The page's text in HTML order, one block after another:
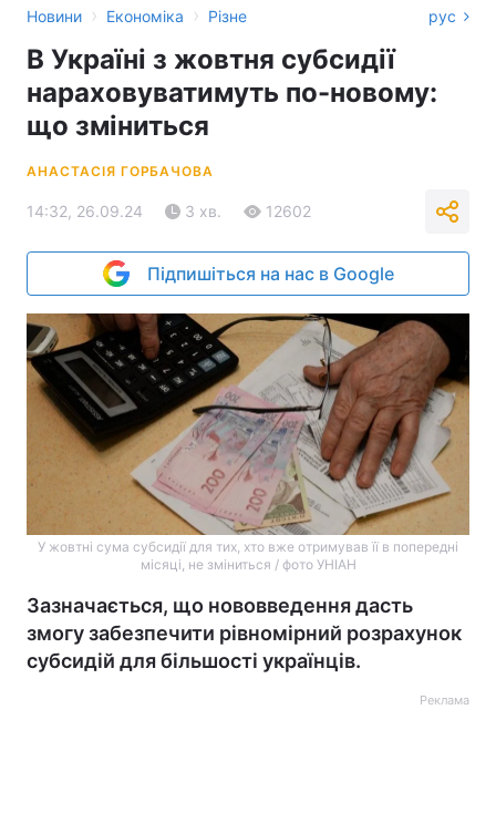
Новини › Економіка › Різне рус
В Україні з жовтня субсидії
нараховуватимуть по-новому:
що зміниться
АНАСТАСІЯ ГОРБАЧОВА
14:32, 26.09.24 3 хв. 12602
Підпишіться на нас в Google
У жовтні сума субсидії для тих, хто вже отримував її в попередні
місяці, не зміниться / фото УНІАН
Зазначається, що нововведення дасть
змогу забезпечити рівномірний розрахунок
субсидій для більшості українців.
Реклама